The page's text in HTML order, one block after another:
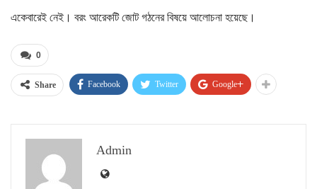
একেবারেই নেই। বরং আরেকটি জোট গঠনের বিষয়ে আলোচনা হয়েছে।
0
Share Facebook Twitter Google+
Admin